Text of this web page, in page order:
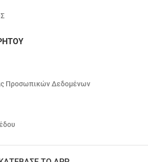
Προσωπικών Δεδομένων